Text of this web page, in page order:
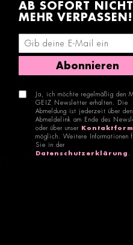
AB SOFORT
MEHR VERPASSEN!
E-Mail-Adresse eingeben
Abonnieren
Ja, ich möchte regelmäßig den
GEIZ Newsletter erhalten. Die
Abmeldung ist jederzeit über den
Abmeldelink am Ende des
oder über unser
möglich. Weitere Informationen
Sie in der
Datenschutzerklärung .